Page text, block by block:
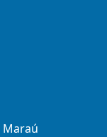
Maraú